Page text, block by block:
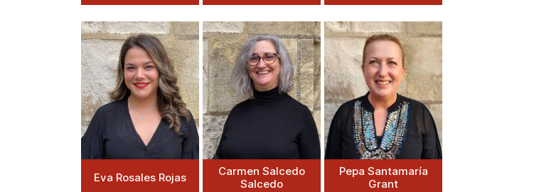
Eva Rosales Rojas
Carmen Salcedo
Salcedo
Pepa Santamaría
Grant